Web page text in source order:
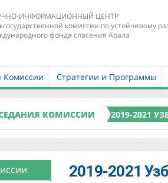
ИНФОРМАЦИОННЫЙ ЦЕНТР
комиссии по устойчивому
фонда спасения Арала
Комиссии Стратегии и Программы
КОМИССИИ 2019-2021
2019-2021